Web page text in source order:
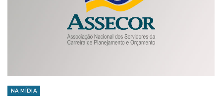
NA MÍDIA